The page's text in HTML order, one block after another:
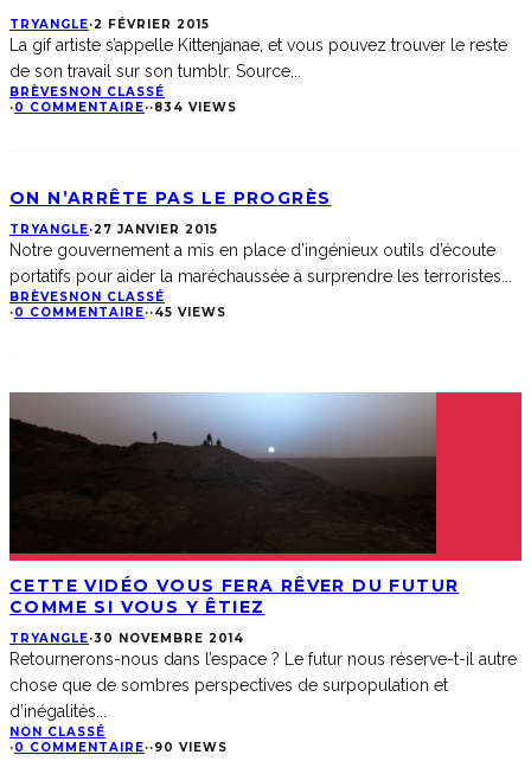
TRYANGLE·2 FÉVRIER 2015
La gif artiste s’appelle Kittenjanae, et vous pouvez trouver le reste
de son travail sur son tumblr. Source
BRÈVESNON CLASSÉ
·0 COMMENTAIRE··834 VIEWS
ON N’ARRÊTE PAS LE PROGRÈS
TRYANGLE·27 JANVIER 2015
Notre gouvernement a mis en place d’ingénieux outils d’écoute
portatifs pour aider la maréchaussée à surprendre les terroristes
BRÈVES NON CLASSÉ
·0 COMMENTAIRE··45 VIEWS
CETTE VIDÉO VOUS FERA RÊVER DU FUTUR
COMME SI VOUS Y ÊTIEZ
TRYANGLE·30 NOVEMBRE 2014
Retournerons-nous dans l’espace ? Le futur nous réserve-t-il autre
chose que de sombres perspectives de surpopulation et
d’inégalités...
NON CLASSÉ
·0 COMMENTAIRE··90 VIEWS